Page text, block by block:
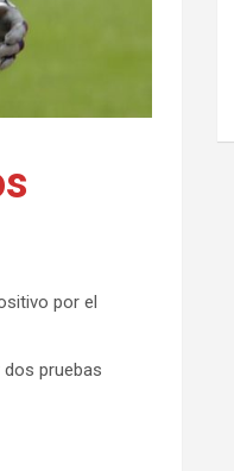
por el
pruebas